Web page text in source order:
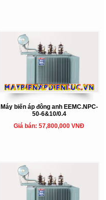
Máy biến áp đông anh EEMC.NPC-
50-6&10/0.4
Giá bán: 57,800,000 VNĐ